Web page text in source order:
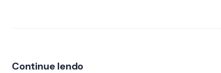
Continue lendo